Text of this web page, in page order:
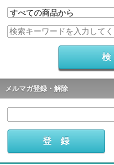
メルマガ登録・解除